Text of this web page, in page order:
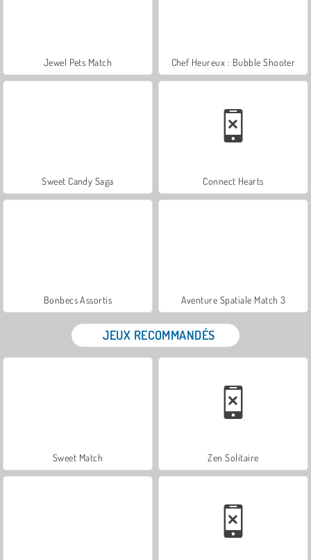
Jewel Pets Match Chef Heureux : Bubble Shooter
Sweet Candy Saga Connect Hearts
Bonbecs Assortis Aventure Spatiale Match 3
JEUX RECOMMANDÉS
Sweet Match Zen Solitaire